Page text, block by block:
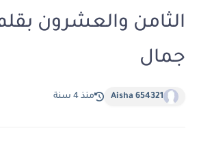
الثامن والعشرون
جمال
Aisha 654321 منذ 4 سنة